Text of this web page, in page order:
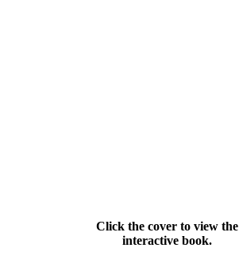
Click the cover to view the
interactive book.